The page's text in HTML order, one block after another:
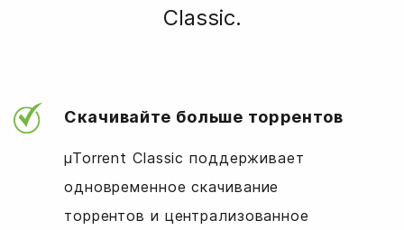
Classic.
Скачивайте больше торрентов
µTorrent Classic поддерживает
одновременное скачивание
торрентов и централизованное